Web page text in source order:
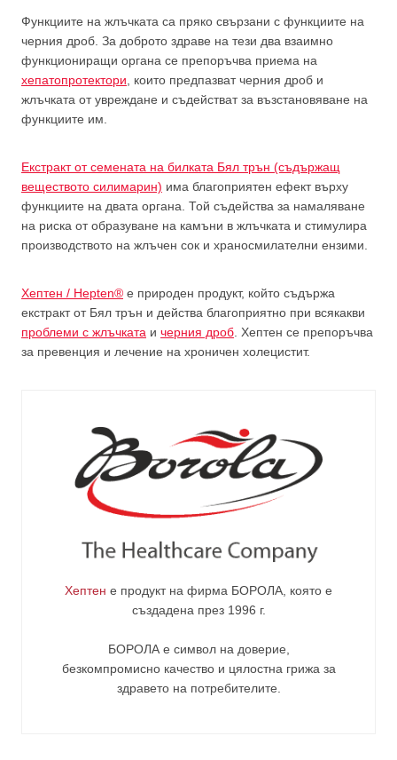
Функциите на жлъчката са пряко свързани с функциите на
черния дроб. За доброто здраве на тези два взаимно
функциониращи органа се препоръчва приема на
хепатопротектори , които предпазват черния дроб и
жлъчката от увреждане и съдействат за възстановяване на
функциите им.
Екстракт от семената на билката Бял трън (съдържащ
веществото силимарин) има благоприятен ефект върху
функциите на двата органа. Той съдейства за намаляване
на риска от образуване на камъни в жлъчката и стимулира
производството на жлъчен сок и храносмилателни ензими.
Хептен / Hepten® е природен продукт, който съдържа
екстракт от Бял трън и действа благоприятно при всякакви
проблеми с жлъчката и черния дроб . Хептен се препоръчва
за превенция и лечение на хроничен холецистит.
Хептен е продукт на фирма БОРОЛА , която е
създадена през 1996 г.
БОРОЛА е символ на доверие,
безкомпромисно качество и цялостна грижа за
здравето на потребителите